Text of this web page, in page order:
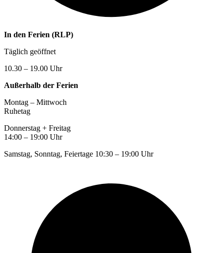
In den Ferien (RLP)
Täglich geöffnet
10.30 – 19.00 Uhr
Außerhalb der Ferien
Montag – Mittwoch
Ruhetag
Donnerstag + Freitag
14:00 – 19:00 Uhr
Samstag, Sonntag, Feiertage 10:30 – 19:00 Uhr